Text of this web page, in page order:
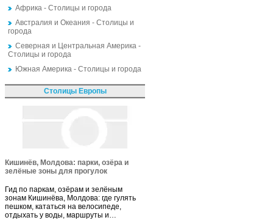
Африка - Столицы и города
Австралия и Океания - Столицы и
города
Северная и Центральная Америка -
Столицы и города
Южная Америка - Столицы и города
Столицы Европы
Кишинёв, Молдова: парки, озёра и
зелёные зоны для прогулок
Гид по паркам, озёрам и зелёным
зонам Кишинёва, Молдова: где гулять
пешком, кататься на велосипеде,
отдыхать у воды, маршруты и…